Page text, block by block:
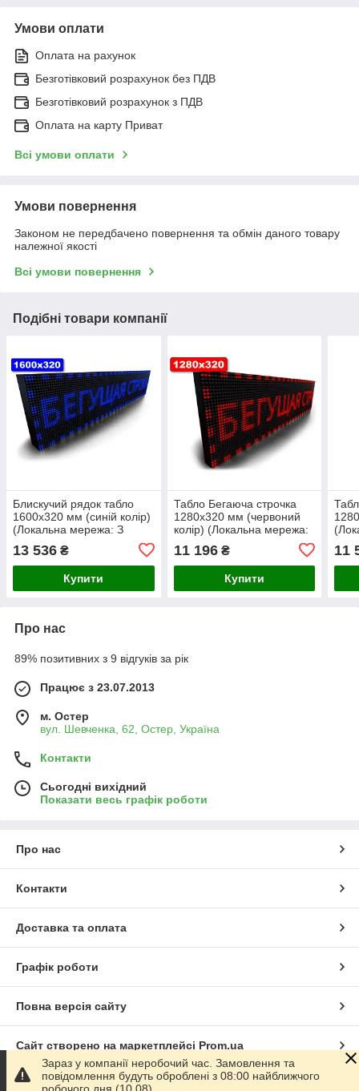
Умови оплати
Оплата на рахунок
Безготівковий розрахунок без ПДВ
Безготівковий розрахунок з ПДВ
Оплата на карту Приват
Всі умови оплати
Умови повернення
Законом не передбачено повернення та обмін даного товару
належної якості
Всі умови повернення
Подібні товари компанії
Блискучий рядок табло
1600х320 мм (синій колір)
(Локальна мережа: З
13 536 ₴
Купити
Табло Бегаюча строчка
1280х320 мм (червоний
колір) (Локальна мережа:
11 196₴
Купити
11
Про нас
89% позитивних з 9 відгуків за рік
Працює з 23.07.2013
м. Остер
вул. Шевченка, 62, Остер, Україна
Контакти
Сьогодні вихідний
Показати весь графік роботи
Про нас
Контакти
Доставка та оплата
Графік роботи
Повна версія сайту
Сайт створено на маркетплейсі Prom.ua
Політика конфіденційності
Зараз у компанії неробочий час. Замовлення та
повідомлення будуть оброблені з 08:00 найближчого